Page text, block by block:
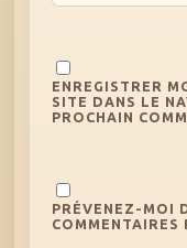
ENREGISTRER
SITE DANS LE
PROCHAIN
PRÉVENEZ-MOI
COMMENTAIRES